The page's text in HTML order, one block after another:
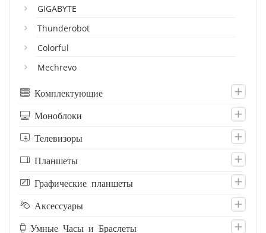
GIGABYTE
Thunderobot
Colorful
Mechrevo
Комплектующие
Моноблоки
Телевизоры
Планшеты
Графические планшеты
Аксессуары
Умные Часы и Браслеты